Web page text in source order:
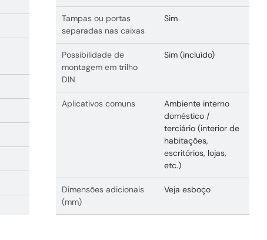
Tampas ou portas
separadas nas caixas
Sim
Possibilidade de
montagem em trilho
DIN
Sim (incluído)
Aplicativos comuns
Ambiente interno
doméstico /
terciário (interior de
habitações,
escritórios, lojas,
etc.)
Dimensões adicionais
(mm)
Veja esboço